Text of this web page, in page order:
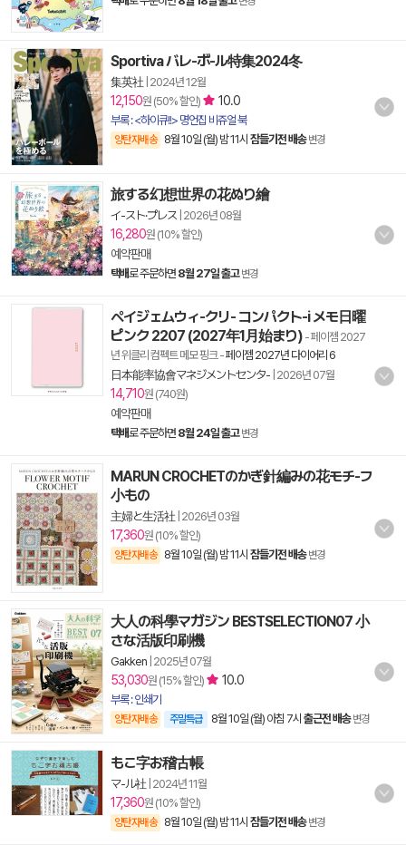
Sportiva バレ-ボ-ル特集2024冬
集英社 2024년 12월
12,150원 (50% 할인) 10.0
부록 : <하이큐!!> 명언집 비쥬얼 북
양탄자배송 8월 10일 (월) 밤 11시 잠들기전 배송 변경
旅する幻想世界の花ぬり繪
イ-スト·プレス 2026년 08월
16,280원 (10% 할인)
예약판매
택배로 주문하면 8월 27일 출고 변경
ペイジェムウィ-クリ- コンパクト-i メモ日曜
ピンク 2207 (2027年1月始まり) - 페이젬 2027
년 위클리 컴펙트 메모 핑크-페이젬 2027년 다이어리 6
日本能率協會マネジメントセンタ- 2026년 07월
14,710원 (740원)
예약판매
택배로 주문하면 8월 24일 출고 변경
MARUN CROCHETのかぎ針編みの花モチ-フ
小もの
主婦と生活社 2026년 03월
17,360원 (10% 할인)
양탄자배송 8월 10일 (월) 밤 11시 잠들기전 배송 변경
大人の科學マガジン BESTSELECTION07 小
さな活版印刷機
Gakken 2025년 07월
53,030원 (15% 할인) 10.0
부록 : 인쇄기
양탄자배송 주말특급 8월 10일 (월) 아침 7시 출근전 배송 변경
もこ字お稽古帳
マ-ル社 2024년 11월
17,360원 (10% 할인)
양탄자배송 8월 10일 (월) 밤 11시 잠들기전 배송 변경